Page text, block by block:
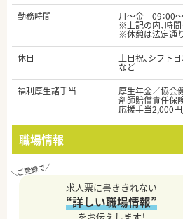
勤務時間
月～金 09：00～
※上記の内、時間
※休憩は法定通
休日
土日祝、シフト
など
福利厚生諸手当
厚生年金／協会
剤師賠償責任保
応援手当2,000
職場情報
求人票に書ききれない
“詳しい職場情報”